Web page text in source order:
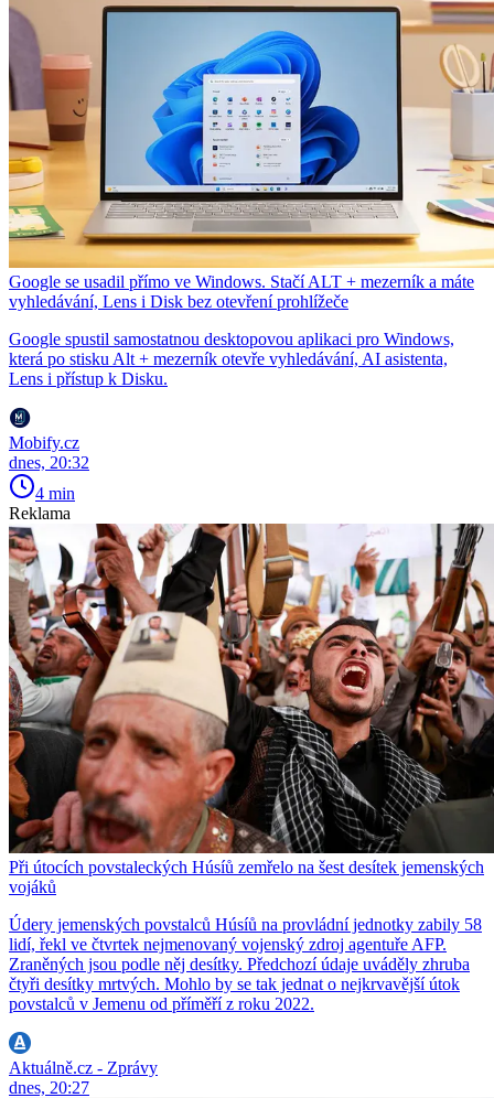
Google se usadil přímo ve Windows. Stačí ALT + mezerník a máte
vyhledávání, Lens i Disk bez otevření prohlížeče
Google spustil samostatnou desktopovou aplikaci pro Windows,
která po stisku Alt + mezerník otevře vyhledávání, AI asistenta,
Lens i přístup k Disku.
Mobify.cz
dnes, 20:32
4 min
Reklama
Při útocích povstaleckých Húsíů zemřelo na šest desítek jemenských
vojáků
Údery jemenských povstalců Húsíů na provládní jednotky zabily 58
lidí, řekl ve čtvrtek nejmenovaný vojenský zdroj agentuře AFP.
Zraněných jsou podle něj desítky. Předchozí údaje uváděly zhruba
čtyři desítky mrtvých. Mohlo by se tak jednat o nejkrvavější útok
povstalců v Jemenu od příměří z roku 2022.
Aktuálně.cz - Zprávy
dnes, 20:27